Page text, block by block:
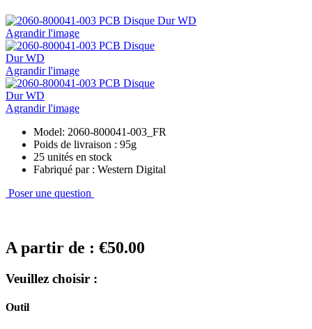
Agrandir l'image
Agrandir l'image
Agrandir l'image
Model: 2060-800041-003_FR
Poids de livraison : 95g
25 unités en stock
Fabriqué par : Western Digital
Poser une question
A partir de : €50.00
Veuillez choisir :
Outil